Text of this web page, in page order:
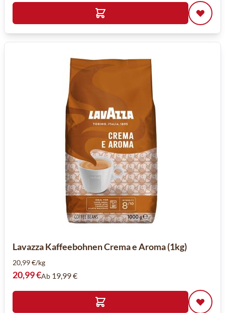
Lavazza Kaffeebohnen Crema e Aroma (1kg)
20,99 €/kg
20,99 €Ab 19,99 €